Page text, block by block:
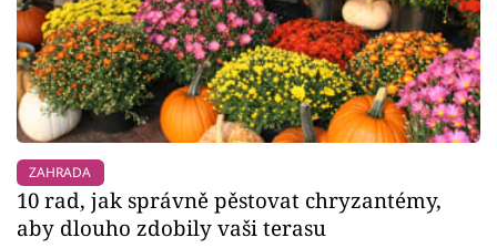
ZAHRADA
10 rad, jak správně pěstovat chryzantémy,
aby dlouho zdobily vaši terasu